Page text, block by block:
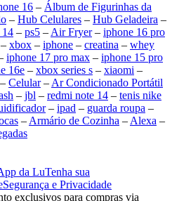
16 – Álbum de Figurinhas da
– Hub Celulares – Hub Geladeira –
14 – ps5 – Air Fryer– iphone 16 pro
– xbox – iphone – creatina – whey
iphone 17 pro max – iphone 15 pro
16e – xbox series s – xiaomi –
– Celular– Ar Condicionado Portátil
– jbl – redmi note 14 – tenis nike
– ipad – guarda roupa –
– Armário de Cozinha – Alexa –
da LuTenha sua
Segurança e Privacidade
exclusivos para compras via